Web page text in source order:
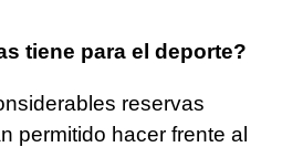
tiene para el deporte?
reservas
permitido hacer frente al